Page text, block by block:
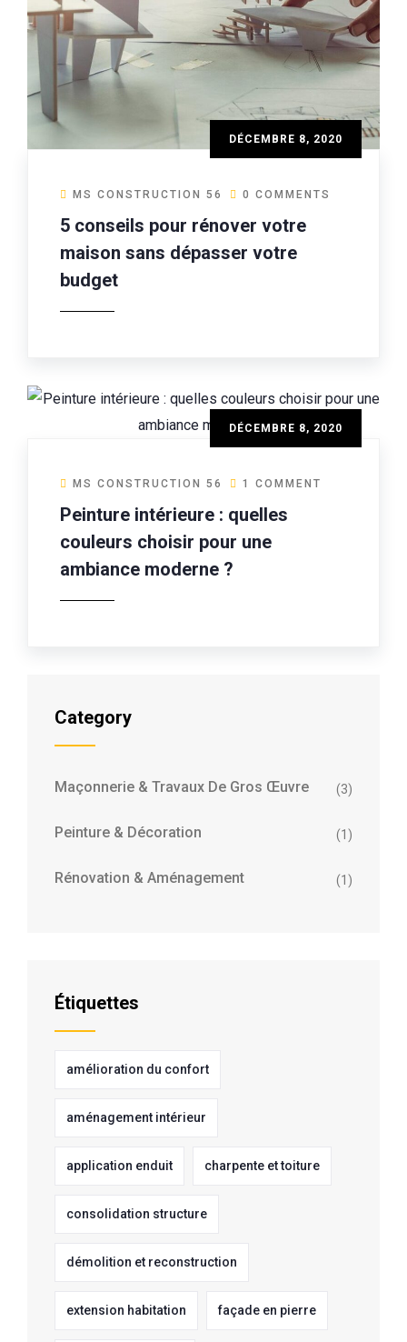
DÉCEMBRE 8, 2020
MS CONSTRUCTION 56 0 COMMENTS
5 conseils pour rénover votre
maison sans dépasser votre
budget
DÉCEMBRE 8, 2020
MS CONSTRUCTION 56 1 COMMENT
Peinture intérieure : quelles
couleurs choisir pour une
ambiance moderne ?
Category
Maçonnerie & Travaux De Gros Œuvre (3)
Peinture & Décoration (1)
Rénovation & Aménagement (1)
Étiquettes
amélioration du confort
aménagement intérieur
application enduit charpente et toiture
consolidation structure
démolition et reconstruction
extension habitation façade en pierre